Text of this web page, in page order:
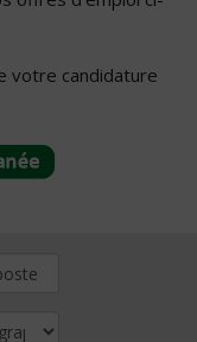
votre candidature